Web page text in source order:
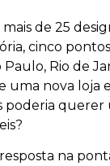
de 25
cinco
Rio de
uma nova loja
poderia querer
na